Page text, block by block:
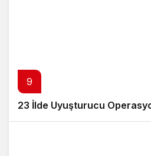
9
23 İlde Uyuşturucu